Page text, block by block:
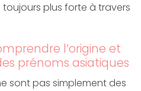
plus forte à travers
l’origine et
prénoms asiatiques
sont pas simplement des